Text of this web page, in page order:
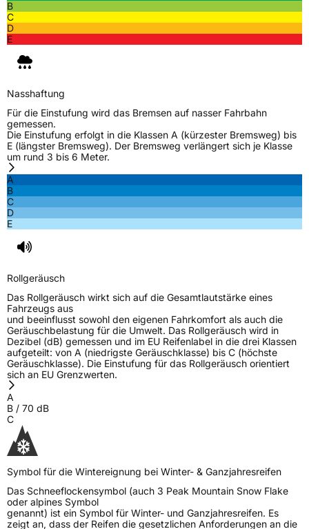
EffizienzD
NasshaftungB
Rollgeräusch (dB)70
FahrzeugklasseC1
3PMSF / Schneeflockensymbol / Alpine-Symbol
Allgemeine Produktsicherheit (GPSR)
B
C
D
E
Nasshaftung
Für die Einstufung wird das Bremsen auf nasser Fahrbahn
gemessen.
Die Einstufung erfolgt in die Klassen A (kürzester Bremsweg) bis
E (längster Bremsweg). Der Bremsweg verlängert sich je Klasse
um rund 3 bis 6 Meter.
A
B
C
D
E
Rollgeräusch
Das Rollgeräusch wirkt sich auf die Gesamtlautstärke eines
Fahrzeugs aus
und beeinflusst sowohl den eigenen Fahrkomfort als auch die
Geräuschbelastung für die Umwelt. Das Rollgeräusch wird in
Dezibel (dB) gemessen und im EU Reifenlabel in die drei Klassen
aufgeteilt: von A (niedrigste Geräuschklasse) bis C (höchste
Geräuschklasse). Die Einstufung für das Rollgeräusch orientiert
sich an EU Grenzwerten.
A
B / 70 dB
C
Symbol für die Wintereignung bei Winter- & Ganzjahresreifen
Das Schneeflockensymbol (auch 3 Peak Mountain Snow Flake
oder alpines Symbol
genannt) ist ein Symbol für Winter- und Ganzjahresreifen. Es
zeigt an, dass der Reifen die gesetzlichen Anforderungen an die